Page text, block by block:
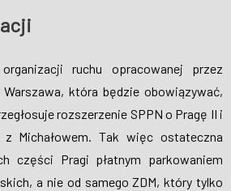
ruchu opracowanej przez
która będzie obowiązywać,
rozszerzenie SPPN o Pragę II i
Michałowem. Tak więc ostateczna
części Pragi płatnym parkowaniem
a nie od samego ZDM, który tylko